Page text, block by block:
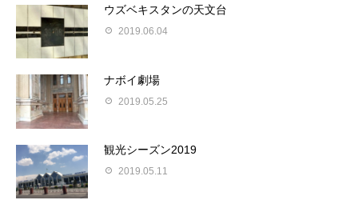
ウズベキスタンの天文台
2019.06.04
ナボイ劇場
2019.05.25
観光シーズン2019
2019.05.11